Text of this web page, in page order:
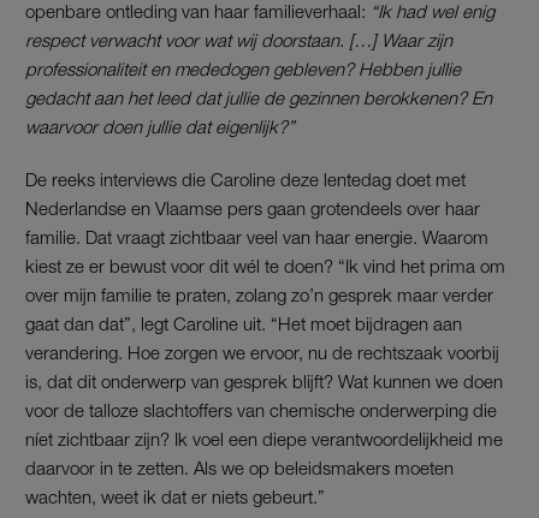
openbare ontleding van haar familieverhaal: “Ik had wel enig
respect verwacht voor wat wij doorstaan. […] Waar zijn
professionaliteit en mededogen gebleven? Hebben jullie
gedacht aan het leed dat jullie de gezinnen berokkenen? En
waarvoor doen jullie dat eigenlijk?”
De reeks interviews die Caroline deze lentedag doet met
Nederlandse en Vlaamse pers gaan grotendeels over haar
familie. Dat vraagt zichtbaar veel van haar energie. Waarom
kiest ze er bewust voor dit wél te doen? “Ik vind het prima om
over mijn familie te praten, zolang zo’n gesprek maar verder
gaat dan dat”, legt Caroline uit. “Het moet bijdragen aan
verandering. Hoe zorgen we ervoor, nu de rechtszaak voorbij
is, dat dit onderwerp van gesprek blijft? Wat kunnen we doen
voor de talloze slachtoffers van chemische onderwerping die
níet zichtbaar zijn? Ik voel een diepe verantwoordelijkheid me
daarvoor in te zetten. Als we op beleidsmakers moeten
wachten, weet ik dat er niets gebeurt.”